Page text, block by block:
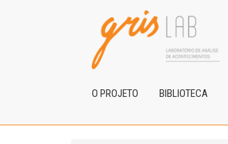
O PROJETO BIBLIOTECA